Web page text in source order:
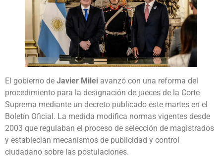
El gobierno de Javier Milei avanzó con una reforma del
procedimiento para la designación de jueces de la Corte
Suprema mediante un decreto publicado este martes en el
Boletín Oficial. La medida modifica normas vigentes desde
2003 que regulaban el proceso de selección de magistrados
y establecían mecanismos de publicidad y control
ciudadano sobre las postulaciones.